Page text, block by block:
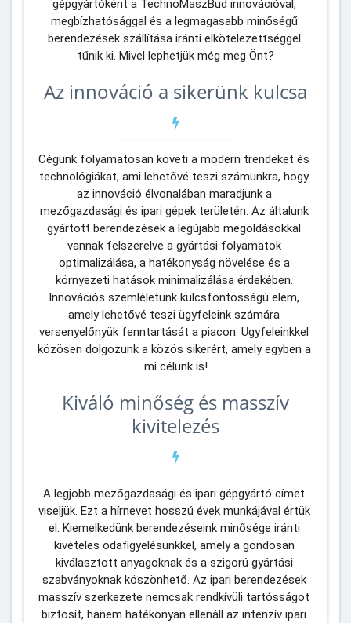
gépgyártóként a TechnoMaszBud innovációval,
megbízhatósággal és a legmagasabb minőségű
berendezések szállítása iránti elkötelezettséggel
tűnik ki. Mivel lephetjük még meg Önt?
Az innováció a sikerünk kulcsa
Cégünk folyamatosan követi a modern trendeket és
technológiákat, ami lehetővé teszi számunkra, hogy
az innováció élvonalában maradjunk a
mezőgazdasági és ipari gépek területén. Az általunk
gyártott berendezések a legújabb megoldásokkal
vannak felszerelve a gyártási folyamatok
optimalizálása, a hatékonyság növelése és a
környezeti hatások minimalizálása érdekében.
Innovációs szemléletünk kulcsfontosságú elem,
amely lehetővé teszi ügyfeleink számára
versenyelőnyük fenntartását a piacon. Ügyfeleinkkel
közösen dolgozunk a közös sikerért, amely egyben a
mi célunk is!
Kiváló minőség és masszív
kivitelezés
A legjobb mezőgazdasági és ipari gépgyártó címet
viseljük. Ezt a hírnevet hosszú évek munkájával értük
el. Kiemelkedünk berendezéseink minősége iránti
kivételes odafigyelésünkkel, amely a gondosan
kiválasztott anyagoknak és a szigorú gyártási
szabványoknak köszönhető. Az ipari berendezések
masszív szerkezete nemcsak rendkívüli tartósságot
biztosít, hanem hatékonyan ellenáll az intenzív ipari